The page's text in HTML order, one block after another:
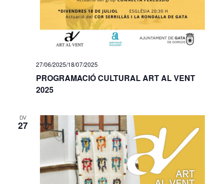
PROGRAMACIÓ CULTURAL ART AL VENT
2025
27/06/2025/18/07/2025
DV
27